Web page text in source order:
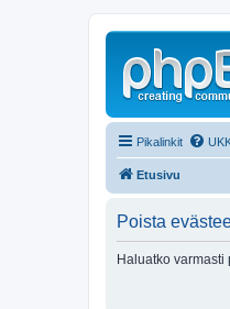
Pikalinkit
Etusivu
Poista
Haluatko varmasti